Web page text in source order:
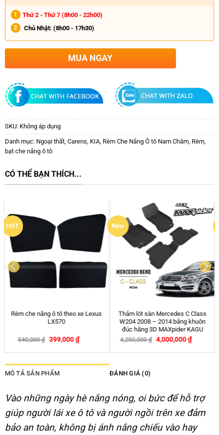
Thứ 2 - Thứ 7 (8h00 - 22h00)
Chủ Nhật: (8h00 - 17h30)
MUA NGAY
SKU: Không áp dụng
Danh mục: Ngoại thất, Carens KIA, Rèm Che Nắng Ô tô Nam Châm, Rèm,
bạt che nắng ô tô
CÓ THỂ BẠN THÍCH...
New
Thảm lót sàn ô tô Kata Thái Lan
Audi A4
2,190,000₫ 2,150,000
New
Thảm lót sàn ô tô Kata Chevrolet
Colorado
2,190,000₫ 2,150,000₫
MÔ TẢ SẢN PHẨM ĐÁNH GIÁ (0)
Vào những ngày hè nắng nóng, oi bức để hỗ trợ
giúp người lái xe ô tô và người ngồi trên xe đảm
bảo an toàn, không bị ánh nắng chiếu vào hay